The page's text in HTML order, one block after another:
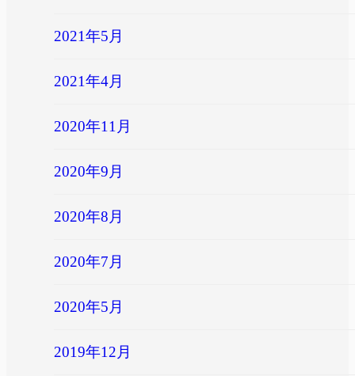
2021年5月
2021年4月
2020年11月
2020年9月
2020年8月
2020年7月
2020年5月
2019年12月